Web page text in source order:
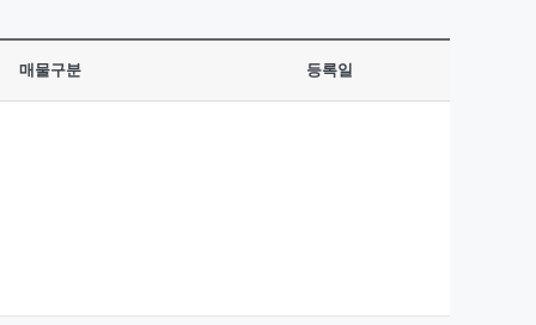
매물구분 등록일